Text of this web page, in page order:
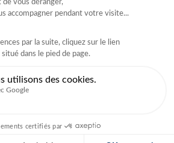
reCAPTCHA - theGoogle Privacy Policy
réservés.